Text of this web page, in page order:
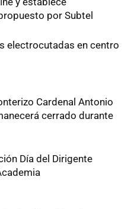
por Subtel
electrocutadas en centro
Cardenal Antonio
cerrado durante
Día del Dirigente